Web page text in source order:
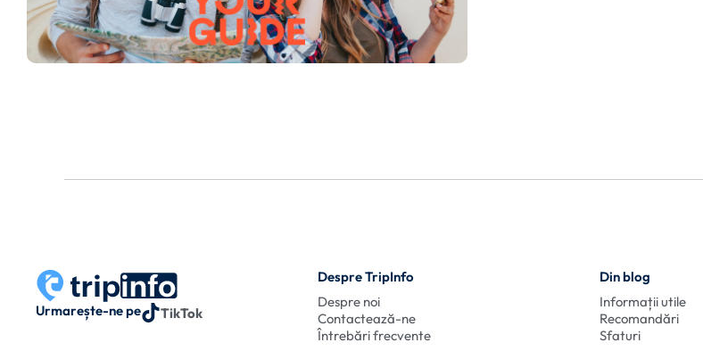
Urmarește-ne pe TikTok
Despre TripInfo
Despre noi
Contactează-ne
Întrebări frecvente
Din blog
Informații utile
Recomandări
Sfaturi